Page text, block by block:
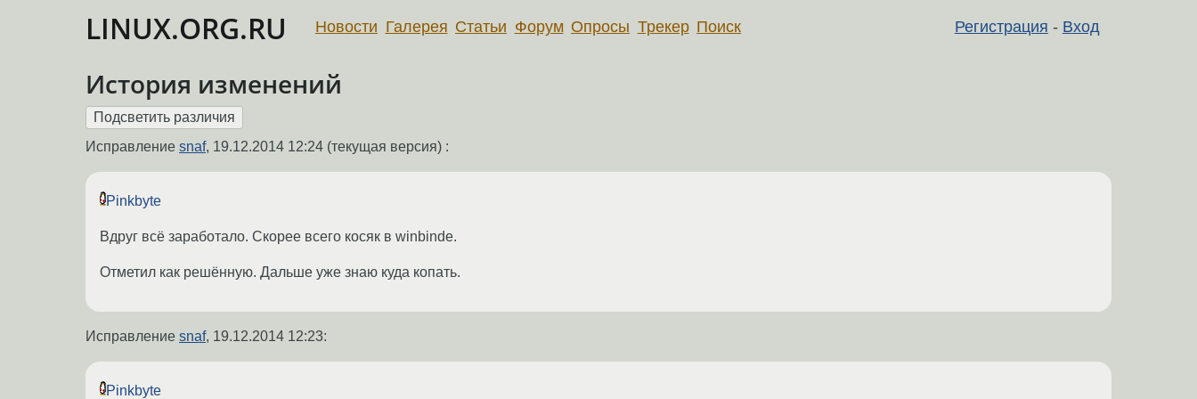
LINUX.ORG.RU Регистрация - Вход
Новости Галерея Статьи Форум Опросы Трекер Поиск
История изменений
Исправление snaf, 19.12.2014 12:24 (текущая версия) :
Pinkbyte
Вдруг всё заработало. Скорее всего косяк в winbinde.
Отметил как решённую. Дальше уже знаю куда копать.
Исправление snaf, 19.12.2014 12:23:
Pinkbyte